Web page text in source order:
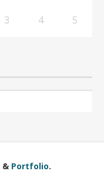
3 4 5
& Portfolio.